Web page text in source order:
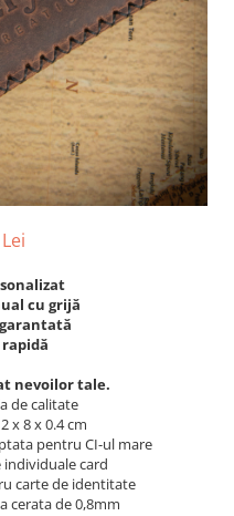
cu grijă
nevoilor tale.
de calitate
x 8 x 0.4 cm
pentru CI-ul mare
card
carte de identitate
cerata de 0,8mm